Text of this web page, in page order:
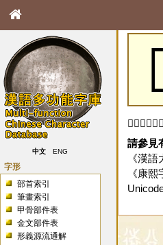
中文 ENG
字形
部首索引
筆畫索引
甲骨部件表
金文部件表
形義源流通解
「𥍠」字未
請參見
《漢
《康熙